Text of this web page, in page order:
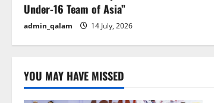
i
o
n
Under-16 Team of Asia”
admin_qalam 14 July, 2026
YOU MAY HAVE MISSED